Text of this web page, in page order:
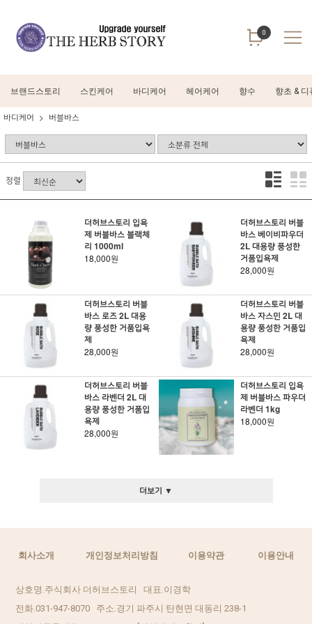
0
브랜드스토리 스킨케어 바디케어 헤어케어 향수 향초 & 디
바디케어 버블바스
정렬
더허브스토리 입욕
제 버블바스 블랙체
리 1000ml
18,000원
더허브스토리 버블
바스 베이비파우더
2L 대용량 풍성한
거품입욕제
28,000원
더허브스토리 버블
바스 로즈 2L 대용
량 풍성한 거품입욕
제
28,000원
더허브스토리 버블
바스 자스민 2L 대
용량 풍성한 거품입
욕제
28,000원
더허브스토리 버블
바스 라벤더 2L 대
용량 풍성한 거품입
욕제
28,000원
더허브스토리 입욕
제 버블바스 파우더
라벤더 1kg
18,000원
더보기 ▼
회사소개 개인정보처리방침 이용약관 이용안내
상호명.주식회사 더허브스토리 대표.이경학
전화.031-947-8070 주소.경기 파주시 탄현면 대동리 238-1